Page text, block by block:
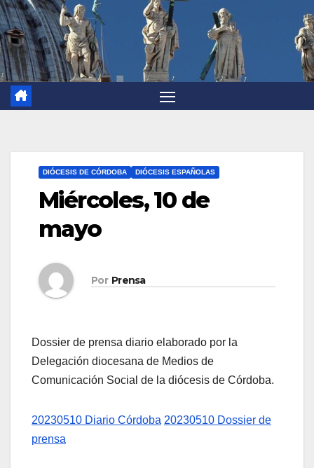
DIÓCESIS DE CÓRDOBA DIÓCESIS ESPAÑOLAS
Miércoles, 10 de
mayo
Por Prensa
Dossier de prensa diario elaborado por la
Delegación diocesana de Medios de
Comunicación Social de la diócesis de Córdoba.
20230510 Diario Córdoba 20230510 Dossier de
prensa